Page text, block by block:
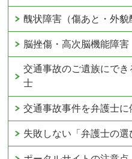
醜状障害（傷あと・外貌
脳挫傷・高次脳機能障害
交通事故のご遺族にで
士
交通事故事件を弁護士に
失敗しない「弁護士の選